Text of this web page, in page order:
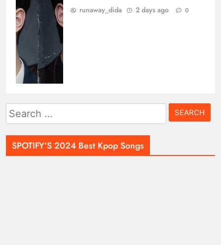
runaway_dida 2 days ago 0
Search
for:
SPOTIFY’S 2024 Best Kpop Songs